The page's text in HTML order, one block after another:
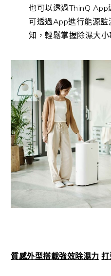
也可以透過ThinQ
可透過App進行能源
知，輕鬆掌握除濕大小
質感外型搭載強效除濕力